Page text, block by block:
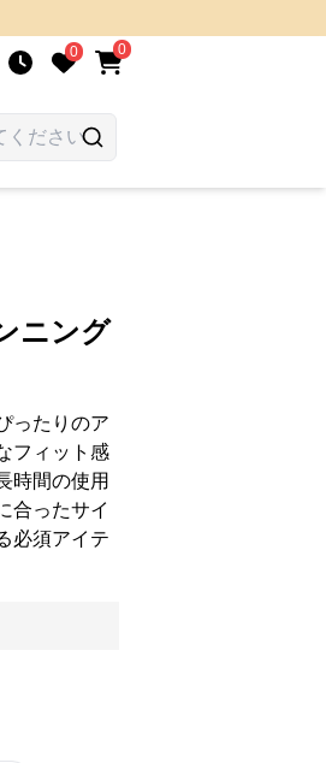
0 0
ニング
ったりのア
フィット感
時間の使用
合ったサイ
必須アイテ